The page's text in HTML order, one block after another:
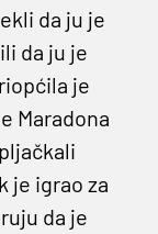
da ju je
da ju je
je
Maradona
je igrao za
da je